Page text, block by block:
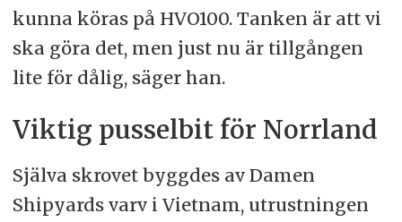
kunna köras på HVO100. Tanken är att vi
ska göra det, men just nu är tillgången
lite för dålig, säger han.
Viktig pusselbit för Norrland
Själva skrovet byggdes av Damen
Shipyards varv i Vietnam, utrustningen